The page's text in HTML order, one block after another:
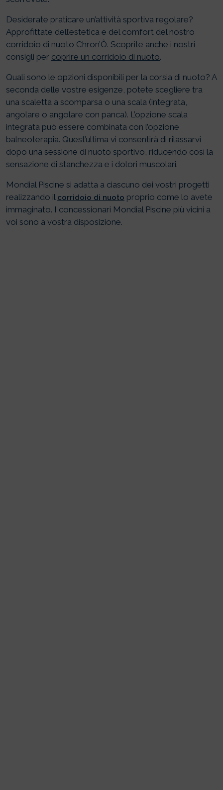
Desiderate praticare un’attività sportiva regolare?
Approfittate dell’estetica e del comfort del nostro
corridoio di nuoto Chron’Ô. Scoprite anche i nostri
consigli per coprire un corridoio di nuoto.
Quali sono le opzioni disponibili per la corsia di nuoto? A
seconda delle vostre esigenze, potete scegliere tra
una scaletta a scomparsa o una scala (integrata,
angolare o angolare con panca). L’opzione scala
integrata può essere combinata con l’opzione
balneoterapia. Quest’ultima vi consentirà di rilassarvi
dopo una sessione di nuoto sportivo, riducendo così la
sensazione di stanchezza e i dolori muscolari.
Mondial Piscine si adatta a ciascuno dei vostri progetti
realizzando il corridoio di nuoto proprio come lo avete
immaginato. I concessionari Mondial Piscine più vicini a
voi sono a vostra disposizione.